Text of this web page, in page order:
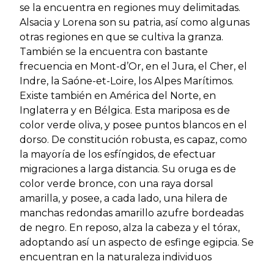
se la encuentra en regiones muy delimitadas.
Alsacia y Lorena son su patria, así como algunas
otras regiones en que se cultiva la granza.
También se la encuentra con bastante
frecuencia en Mont-d’Or, en el Jura, el Cher, el
Indre, la Saóne-et-Loire, los Alpes Marítimos.
Existe también en América del Norte, en
Inglaterra y en Bélgica. Esta mariposa es de
color verde oliva, y posee puntos blancos en el
dorso. De constitución robusta, es capaz, como
la mayoría de los esfíngidos, de efectuar
migraciones a larga distancia. Su oruga es de
color verde bronce, con una raya dorsal
amarilla, y posee, a cada lado, una hilera de
manchas redondas amarillo azufre bordeadas
de negro. En reposo, alza la cabeza y el tórax,
adoptando así un aspecto de esfinge egipcia. Se
encuentran en la naturaleza individuos